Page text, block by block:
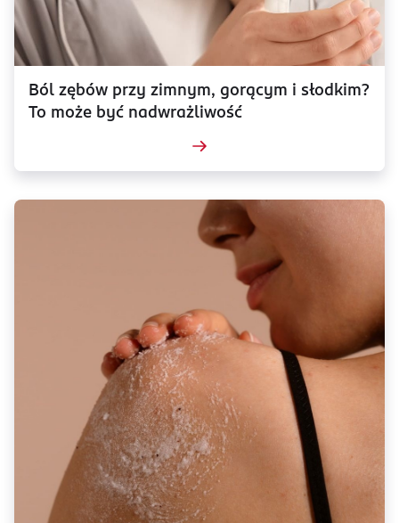
Ból zębów przy zimnym, gorącym i słodkim?
To może być nadwrażliwość